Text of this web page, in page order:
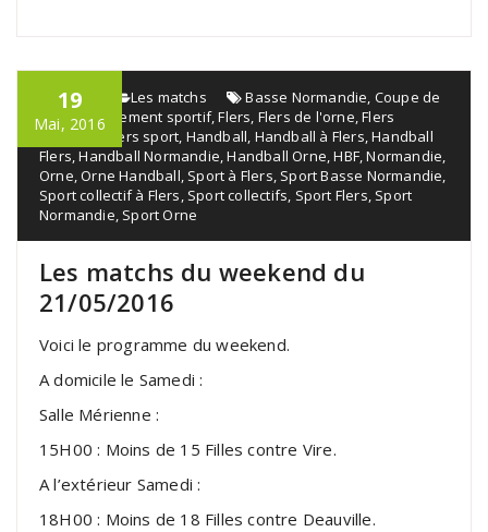
19
Mai, 2016
admin Les matchs Basse Normandie Coupe de
l'orne,Événement sportif,Flers Flers de l'orne ,Flers
handball, Flers sport Handball Handball à Flers ,Handball
Flers ,Handball Normandie ,Handball Orne ,HBF ,Normandie
Orne ,Orne Handball Sport à Flers Sport Basse Normandie
Sport collectif à Flers Sport collectifs Sport Flers Sport
Normandie Sport Orne
Les matchs du weekend du
21/05/2016
Voici le programme du weekend.
A domicile le Samedi :
Salle Mérienne :
15H00 : Moins de 15 Filles contre Vire.
A l’extérieur Samedi :
18H00 : Moins de 18 Filles contre Deauville.